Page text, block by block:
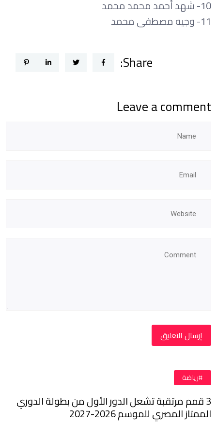
10- شهد أحمد محمد محمد
11- وجيه مصطفى محمد
Share:
Leave a comment
#رياضة
3 قمم مرتقبة تشعل الدور الأول من بطولة الدوري
الممتاز المصري للموسم 2026-2027